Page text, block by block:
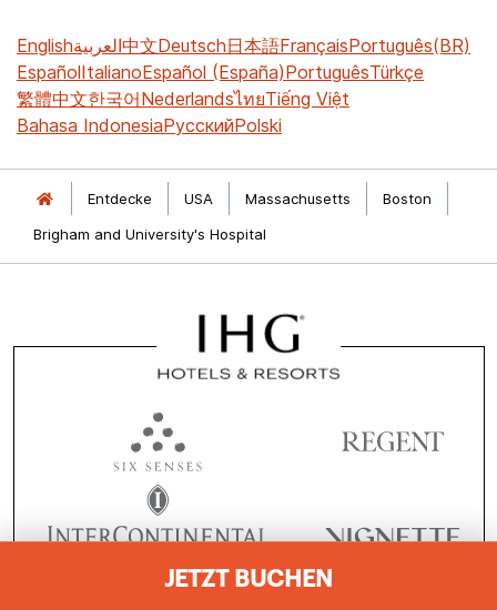
JETZT BUCHEN
Englishالعربية中文Deutsch日本語FrançaisPortuguês(BR)
EspañolItalianoEspañol (España)PortuguêsTürkçe
繁體中文한국어NederlandsไทยTiếng Việt
Bahasa IndonesiaРусскийPolski
Entdecke USA Massachusetts
Boston
Brigham and University's Hospital